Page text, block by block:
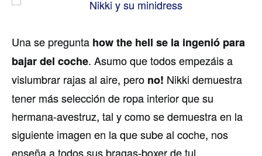
Una se pregunta how the hell se la ingenió para
bajar del coche. Asumo que todos empezáis a
vislumbrar rajas al aire, pero no! Nikki demuestra
tener más selección de ropa interior que su
hermana-avestruz, tal y como se demuestra en la
siguiente imagen en la que sube al coche, nos
enseña a todos sus bragas-boxer de tul.